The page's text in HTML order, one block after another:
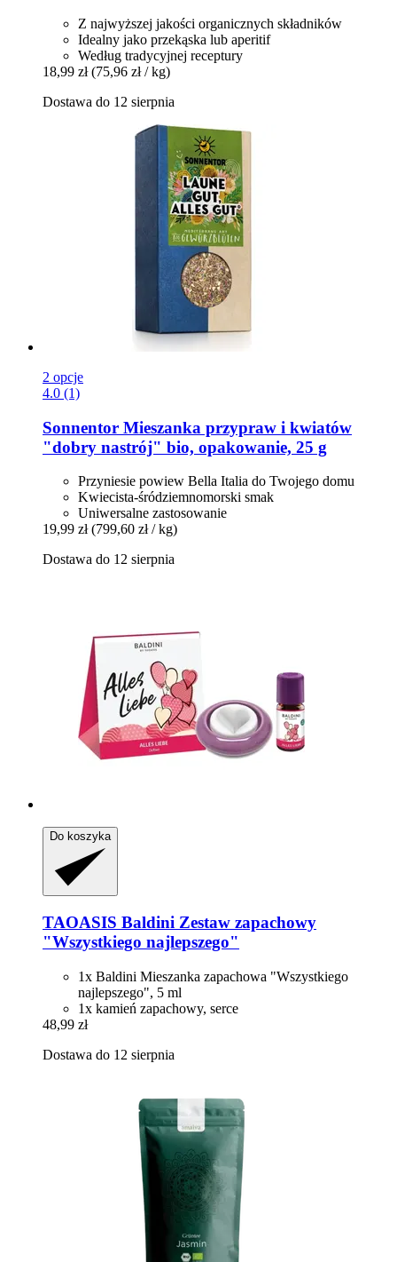
Z najwyższej jakości organicznych składników
Idealny jako przekąska lub aperitif
Według tradycyjnej receptury
18,99 zł (75,96 zł / kg)
Dostawa do 12 sierpnia
2 opcje
4.0 (1)
Sonnentor Mieszanka przypraw i kwiatów
"dobry nastrój" bio, opakowanie, 25 g
Przyniesie powiew Bella Italia do Twojego domu
Kwiecista-śródziemnomorski smak
Uniwersalne zastosowanie
19,99 zł (799,60 zł / kg)
Dostawa do 12 sierpnia
Do koszyka
TAOASIS Baldini Zestaw zapachowy
"Wszystkiego najlepszego"
1x Baldini Mieszanka zapachowa "Wszystkiego
najlepszego", 5 ml
1x kamień zapachowy, serce
48,99 zł
Dostawa do 12 sierpnia